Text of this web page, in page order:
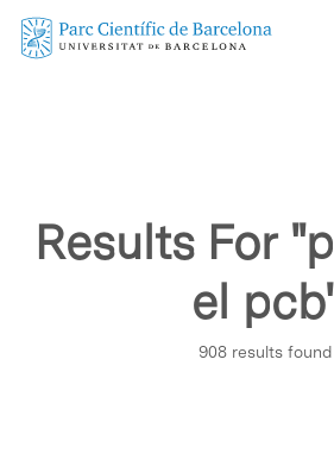
Skip
Results For
el
908 results found